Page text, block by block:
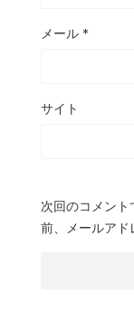
メール *
サイト
次回のコメント
前、メールアド